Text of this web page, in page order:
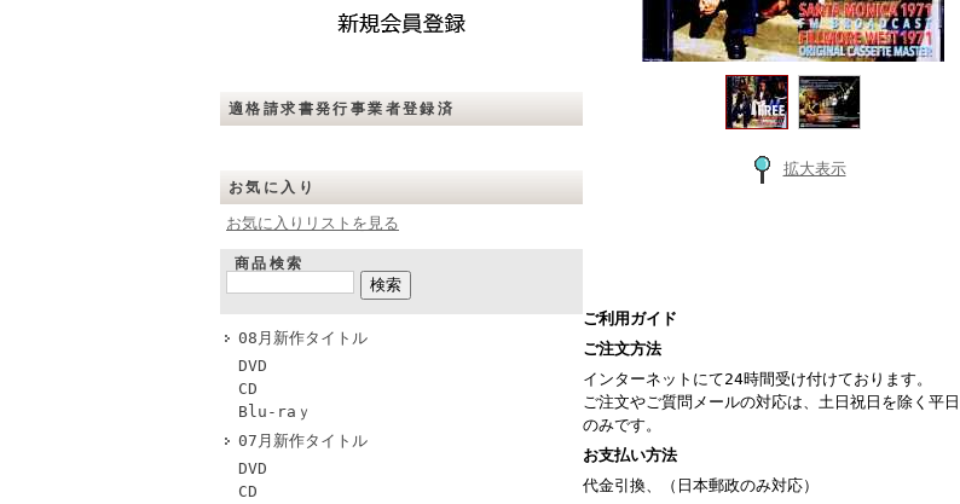
適格請求書発行事業者登録済
お気に入り
お気に入りリストを見る
商品検索
08月新作タイトル
DVD
CD
Blu-raｙ
07月新作タイトル
DVD
CD
拡大表示
ご利用ガイド
ご注文方法
インターネットにて24時間受け付けております。
ご注文やご質問メールの対応は、土日祝日を除く平日
のみです。
お支払い方法
代金引換、（日本郵政のみ対応）